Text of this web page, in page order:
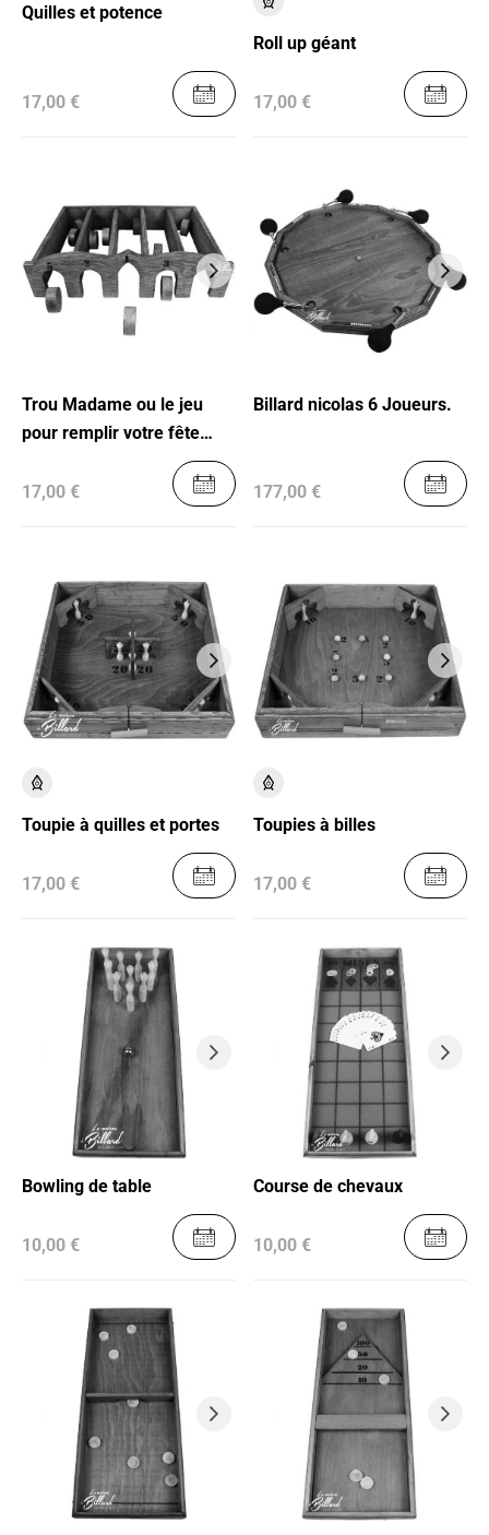
Quilles et potence
17,00 €
Roll up géant
17,00 €
Trou Madame ou le jeu
pour remplir votre fête
17,00 €
Billard nicolas 6 Joueurs.
177,00 €
Toupie à quilles et portes
17,00 €
Toupies à billes
17,00 €
Bowling de table
10,00 €
Course de chevaux
10,00 €